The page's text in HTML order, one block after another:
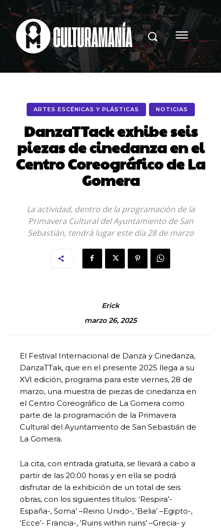
ARTES ESCÉNICAS Y PLÁSTICAS NOTICIAS
DanzaTTack exhibe seis
piezas de cinedanza en el
Centro Coreográfico de La
Gomera
La actividad, dentro de la programación de la
Primavera Cultural del Ayuntamiento de San
Sebastián, tendrá lugar este día 28 de marzo
Erick
marzo 26, 2025
El Festival Internacional de Danza y Cinedanza,
DanzaTTak, que en el presente 2025 llega a su
XVI edición, programa para este viernes, 28 de
marzo, una muestra de piezas de cinedanza en
el Centro Coreográfico de La Gomera como
parte de la programación de la Primavera
Cultural del Ayuntamiento de San Sebastián de
La Gomera.
La cita, con entrada gratuita, se llevará a cabo a
partir de las 20:00 horas y en ella se podrá
disfrutar de la exhibición de un total de seis
obras, con los siguientes títulos: ‘Respira’-
España-, Soma’ –Reino Unido-, ‘Belia’ –Egipto-,
‘Ecce’- Francia-, ‘Ruins within ruins’ –Grecia- y